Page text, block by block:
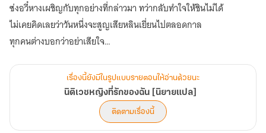
ซ่งอวี๋หางเผชิญกับทุกอย่างที่กล่าวมา ทว่ากลับทำใจให้ชินไม่ได้
ไม่เคยคิดเลยว่าวันหนึ่งจะสูญเสียหลินเยี่ยนไปตลอดกาล
ทุกคนต่างบอกว่าอย่าเสียใจ
เรื่องราวครั้งนี้ทำให้ความแค้นเพิ่มพูนจนยากจะควบคุม
ซ่งอวี๋หางมุ่งมั่นจะแก้แค้นให้หลินเยี่ยน จนบางทีก็อยากช่างหัวขั้นตอน
“เมียฉันไม่อยู่แล้ว ฉันยังจะสนใจกฎบ้าบออะไรอีก!!!”
เรื่องนี้ยังมีในรูปแบบรายตอนให้อ่านด้วยนะ
นิติเวชหญิงที่รักของฉัน [นิยายแปล]
ติดตามเรื่องนี้